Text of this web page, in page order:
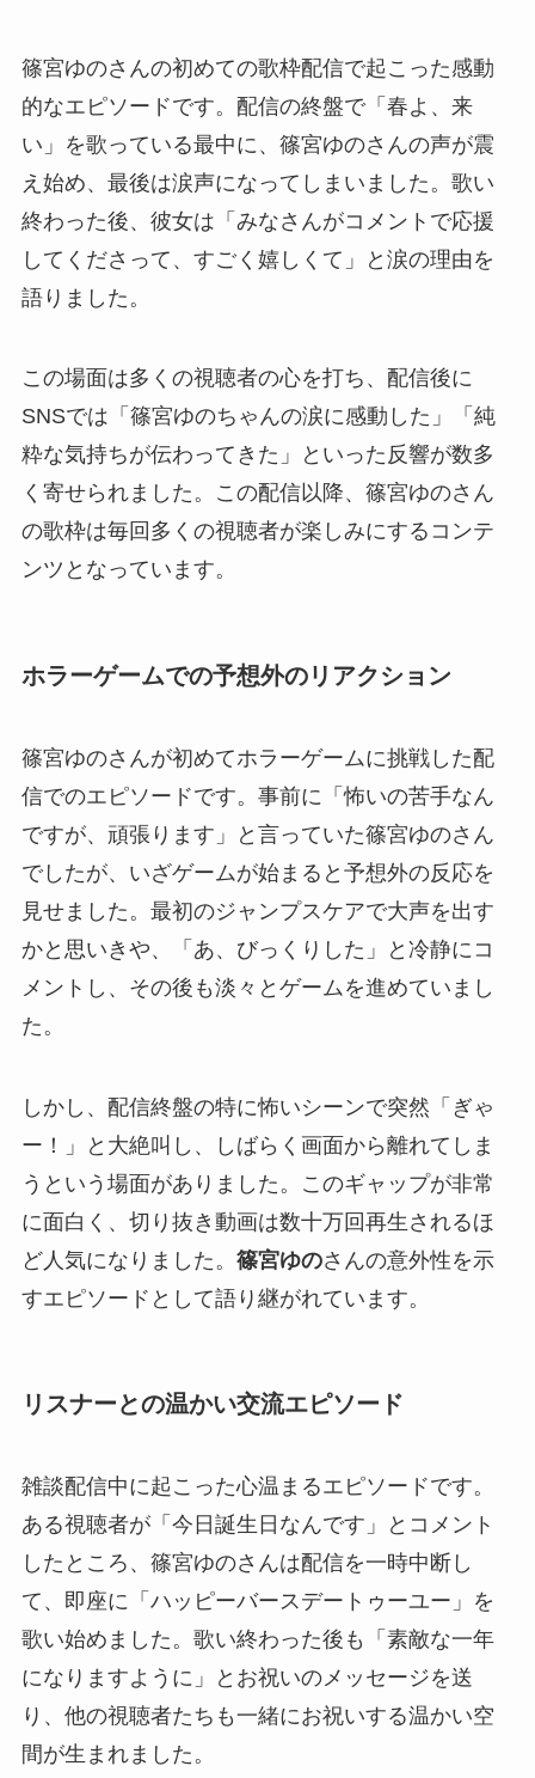
篠宮ゆのさんの初めての歌枠配信で起こった感動
的なエピソードです。配信の終盤で「春よ、来
い」を歌っている最中に、篠宮ゆのさんの声が震
え始め、最後は涙声になってしまいました。歌い
終わった後、彼女は「みなさんがコメントで応援
してくださって、すごく嬉しくて」と涙の理由を
語りました。
この場面は多くの視聴者の心を打ち、配信後に
SNSでは「篠宮ゆのちゃんの涙に感動した」「純
粋な気持ちが伝わってきた」といった反響が数多
く寄せられました。この配信以降、篠宮ゆのさん
の歌枠は毎回多くの視聴者が楽しみにするコンテ
ンツとなっています。
ホラーゲームでの予想外のリアクション
篠宮ゆのさんが初めてホラーゲームに挑戦した配
信でのエピソードです。事前に「怖いの苦手なん
ですが、頑張ります」と言っていた篠宮ゆのさん
でしたが、いざゲームが始まると予想外の反応を
見せました。最初のジャンプスケアで大声を出す
かと思いきや、「あ、びっくりした」と冷静にコ
メントし、その後も淡々とゲームを進めていまし
た。
しかし、配信終盤の特に怖いシーンで突然「ぎゃ
ー！」と大絶叫し、しばらく画面から離れてしま
うという場面がありました。このギャップが非常
に面白く、切り抜き動画は数十万回再生されるほ
ど人気になりました。 篠宮ゆのさんの意外性を示
すエピソードとして語り継がれています。
リスナーとの温かい交流エピソード
雑談配信中に起こった心温まるエピソードです。
ある視聴者が「今日誕生日なんです」とコメント
したところ、篠宮ゆのさんは配信を一時中断し
て、即座に「ハッピーバースデートゥーユー」を
歌い始めました。歌い終わった後も「素敵な一年
になりますように」とお祝いのメッセージを送
り、他の視聴者たちも一緒にお祝いする温かい空
間が生まれました。